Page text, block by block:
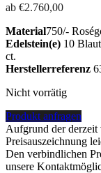
ab €2.760,00
Material750/-
Edelstein(e) 10
ct.
Herstellerreferenz
Nicht vorrätig
Produkt anfragen
Aufgrund der derzeit
Preisauszeichnung
Den verbindlichen
unsere